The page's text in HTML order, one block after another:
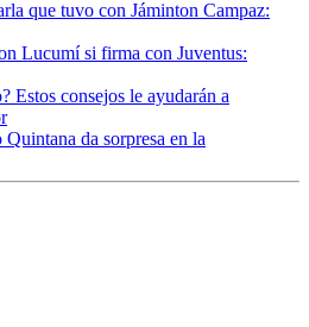
que tuvo con Jáminton Campaz:
Lucumí si firma con Juventus:
Estos consejos le ayudarán a
da sorpresa en la